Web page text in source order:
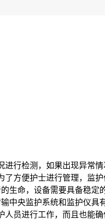
进行检测，如果出现异常
了方便护士进行管理，监
生命，设备需要具备稳
中央监护系统和监护仪
员进行工作，而且也能